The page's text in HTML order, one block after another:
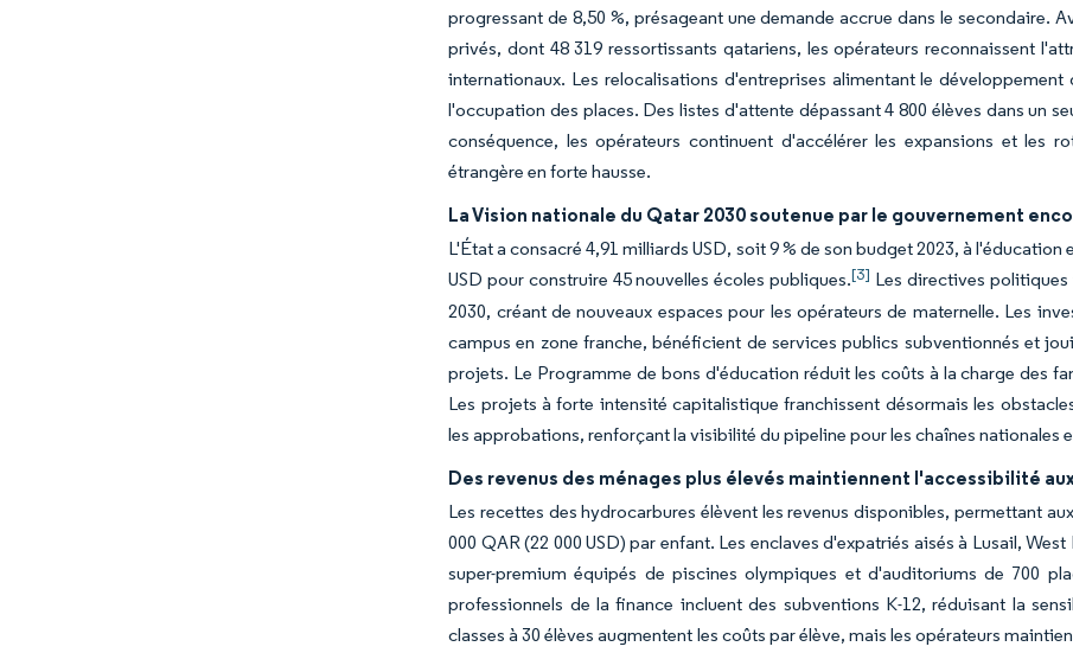
progressant de 8,50 %, présageant une demande accrue dans le secondaire.
privés, dont 48 319 ressortissants qatariens, les opérateurs reconnaissent
internationaux. Les relocalisations d'entreprises alimentant le
l'occupation des places. Des listes d'attente dépassant 4 800 élèves dans un
conséquence, les opérateurs continuent d'accélérer les expansions et les
étrangère en forte hausse.
La Vision nationale du Qatar 2030 soutenue par le gouvernement
L'État a consacré 4,91 milliards USD, soit 9 % de son budget 2023, à
USD pour construire 45 nouvelles écoles publiques.[3] Les directives
2030, créant de nouveaux espaces pour les opérateurs de maternelle. Les
campus en zone franche, bénéficient de services publics subventionnés et
projets. Le Programme de bons d'éducation réduit les coûts à la charge des
Les projets à forte intensité capitalistique franchissent désormais les
les approbations, renforçant la visibilité du pipeline pour les chaînes nationales
Des revenus des ménages plus élevés maintiennent l'accessibilité
Les recettes des hydrocarbures élèvent les revenus disponibles, permettant
000 QAR (22 000 USD) par enfant. Les enclaves d'expatriés aisés à Lusail,
super-premium équipés de piscines olympiques et d'auditoriums de 700
professionnels de la finance incluent des subventions K-12, réduisant la
classes à 30 élèves augmentent les coûts par élève, mais les opérateurs